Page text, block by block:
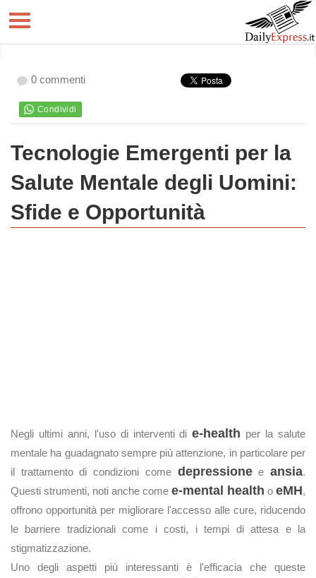
0 commenti
Tecnologie Emergenti per la
Salute Mentale degli Uomini:
Sfide e Opportunità
Negli ultimi anni, l'uso di interventi die-health per la salute
mentale ha guadagnato sempre più attenzione, in particolare per
il trattamento di condizioni come depressioneeansia.
Questi strumenti, noti anche come e-mental health o eMH,
offrono opportunità per migliorare l'accesso alle cure, riducendo
le barriere tradizionali come i costi, i tempi di attesa e la
stigmatizzazione.
Uno degli aspetti più interessanti è l'efficacia che queste